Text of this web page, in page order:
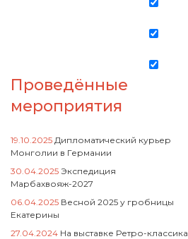
Проведённые
мероприятия
19.10.2025 Дипломатический курьер
Монголии в Германии
30.04.2025 Экспедиция
Марбахвояж-2027
06.04.2025 Весной 2025 у гробницы
Екатерины
27.04.2024 На выставке Ретро-классика